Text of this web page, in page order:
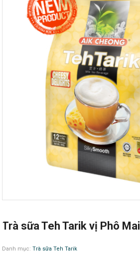
Trà sữa Teh Tarik vị Phô Mai
Danh mục:Trà sữa Teh Tarik